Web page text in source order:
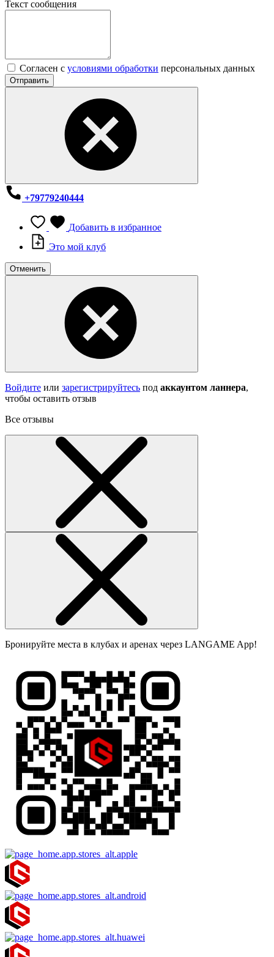
Текст сообщения
Согласен с условиями обработки персональных данных
Отправить
+79779240444
Добавить в избранное
Это мой клуб
Отменить
Войдите или зарегистрируйтесь под аккаунтом ланнера,
чтобы оставить отзыв
Все отзывы
Бронируйте места в клубах и аренах через LANGAME App!